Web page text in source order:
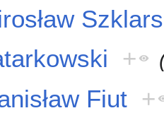
+
Fiut +